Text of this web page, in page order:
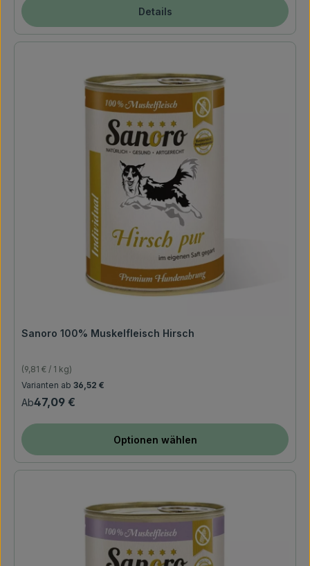
Details
Sanoro 100% Muskelfleisch Hirsch
(9,81 € / 1 kg)
Varianten ab 36,52 €
Regulärer Preis:
Ab47,09 €
Optionen wählen